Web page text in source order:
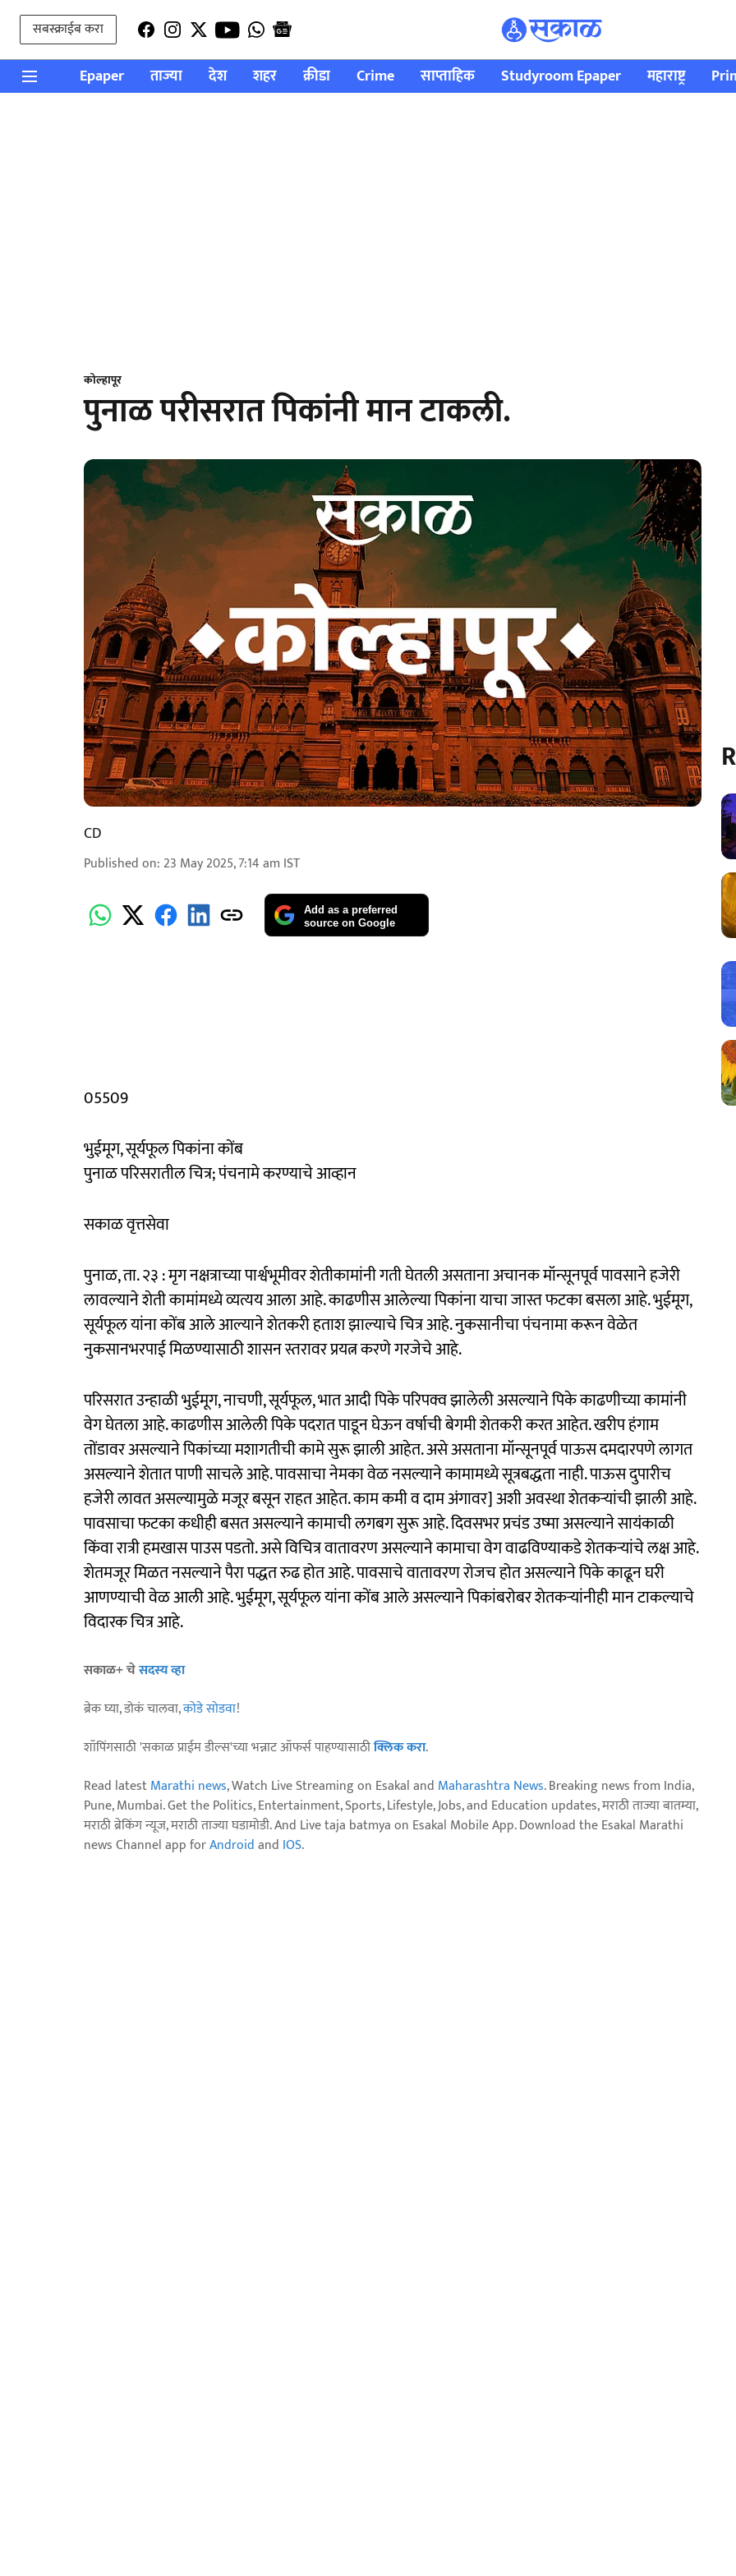
सबस्क्राईब करा
Epaper ताज्या देश शहर क्रीडा Crime साप्ताहिक Studyroom Epaper महाराष्ट्र
कोल्हापूर
पुनाळ परीसरात पिकांनी मान टाकली.
CD
Published on: 23 May 2025, 7:14 am IST
Add as a preferred
source on Google
05509
भुईमूग, सूर्यफूल पिकांना कोंब
पुनाळ परिसरातील चित्र; पंचनामे करण्याचे आव्हान
सकाळ वृत्तसेवा
पुनाळ, ता. २३ : मृग नक्षत्राच्या पार्श्वभूमीवर शेतीकामांनी गती घेतली असताना अचानक मॉन्सूनपूर्व पावसाने हजेरी
लावल्याने शेती कामांमध्ये व्यत्यय आला आहे. काढणीस आलेल्या पिकांना याचा जास्त फटका बसला आहे. भुईमूग,
सूर्यफूल यांना कोंब आले आल्याने शेतकरी हताश झाल्याचे चित्र आहे. नुकसानीचा पंचनामा करून वेळेत
नुकसानभरपाई मिळण्यासाठी शासन स्तरावर प्रयत्न करणे गरजेचे आहे.
परिसरात उन्हाळी भुईमूग, नाचणी, सूर्यफूल, भात आदी पिके परिपक्व झालेली असल्याने पिके काढणीच्या कामांनी
वेग घेतला आहे. काढणीस आलेली पिके पदरात पाडून घेऊन वर्षाची बेगमी शेतकरी करत आहेत. खरीप हंगाम
तोंडावर असल्याने पिकांच्या मशागतीची कामे सुरू झाली आहेत. असे असताना मॉन्सूनपूर्व पाऊस दमदारपणे लागत
असल्याने शेतात पाणी साचले आहे. पावसाचा नेमका वेळ नसल्याने कामामध्ये सूत्रबद्धता नाही. पाऊस दुपारीच
हजेरी लावत असल्यामुळे मजूर बसून राहत आहेत. काम कमी व दाम अंगावर] अशी अवस्था शेतकऱ्यांची झाली आहे.
पावसाचा फटका कधीही बसत असल्याने कामाची लगबग सुरू आहे. दिवसभर प्रचंड उष्मा असल्याने सायंकाळी
किंवा रात्री हमखास पाउस पडतो. असे विचित्र वातावरण असल्याने कामाचा वेग वाढविण्याकडे शेतकऱ्यांचे लक्ष आहे.
शेतमजूर मिळत नसल्याने पैरा पद्धत रुढ होत आहे. पावसाचे वातावरण रोजच होत असल्याने पिके काढून घरी
आणण्याची वेळ आली आहे. भुईमूग, सूर्यफूल यांना कोंब आले असल्याने पिकांबरोबर शेतकऱ्यांनीही मान टाकल्याचे
विदारक चित्र आहे.
सकाळ+ चेसदस्य व्हा
ब्रेक घ्या, डोकं चालवा,कोडे सोडवा!
शॉपिंगसाठी 'सकाळ प्राईम डील्स'च्या भन्नाट ऑफर्स पाहण्यासाठीक्लिक करा.
Read latestMarathi news, Watch Live Streaming on Esakal and Maharashtra News. Breaking news from India,
Pune, Mumbai. Get the Politics, Entertainment, Sports, Lifestyle, Jobs, and Education updates, मराठी ताज्या बातम्या,
मराठी ब्रेकिंग न्यूज, मराठी ताज्या घडामोडी. And Live taja batmya on Esakal Mobile App. Download the Esakal Marathi
news Channel app forAndroidand IOS.